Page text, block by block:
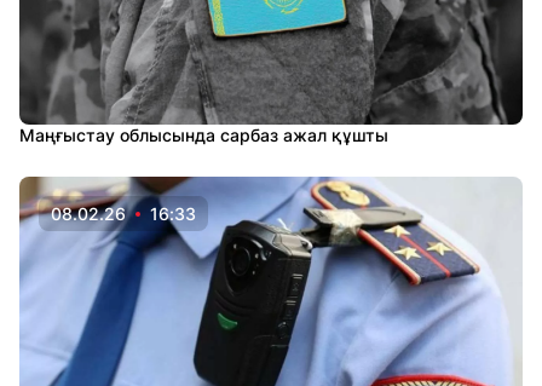
Маңғыстау облысында сарбаз ажал құшты
08.02.26 16:33